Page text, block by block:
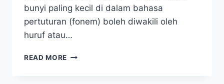
bunyi paling kecil di dalam bahasa
pertuturan (fonem) boleh diwakili oleh
huruf atau…
READ MORE THE